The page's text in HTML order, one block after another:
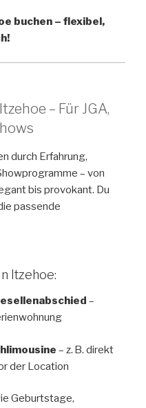
buchen – flexibel,
– Für JGA,
durch Erfahrung,
– von
bis provokant. Du
passende
Itzehoe:
–
– z. B. direkt
der Location
Geburtstage,